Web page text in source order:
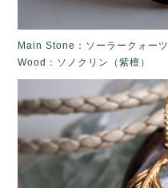
Main Stone：ソーラークォーツ
Wood：ソノクリン（紫檀）